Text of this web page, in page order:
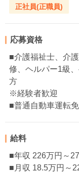
正社員(正職員)
応募資格
■介護福祉士、介
修、ヘルパー1級
方
※経験者歓迎
■普通自動車運転
給料
■年収 226万円～
■月収 18.5万円～